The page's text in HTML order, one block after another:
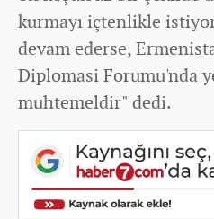
kurmayı içtenlikle
devam ederse,
Diplomasi Forumu'nda
muhtemeldir" dedi.